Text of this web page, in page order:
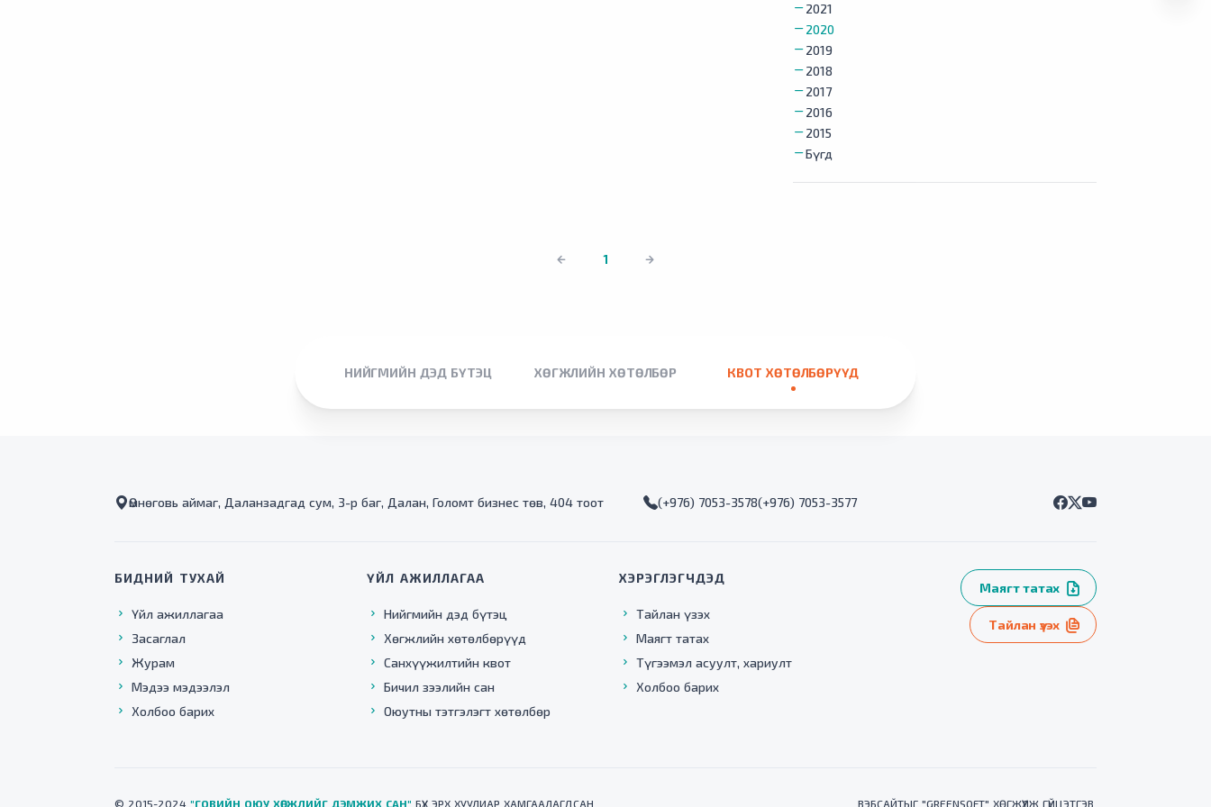
2021
2020
2019
2018
2017
2016
2015
Бүгд
1
НИЙГМИЙН ДЭД БҮТЭЦ ХӨГЖЛИЙН ХӨТӨЛБӨР КВОТ ХӨТӨЛБӨРҮҮД
Өмнөговь аймаг, Даланзадгад сум, 3-р баг, Далан, Голомт бизнес төв, 404 тоот (+976) 7053-3578(+976) 7053-3577
БИДНИЙ ТУХАЙ
Үйл ажиллагаа
Засаглал
Журам
Мэдээ мэдээлэл
Холбоо барих
ҮЙЛ АЖИЛЛАГАА
Нийгмийн дэд бүтэц
Хөгжлийн хөтөлбөрүүд
Санхүүжилтийн квот
Бичил зээлийн сан
Оюутны тэтгэлэгт хөтөлбөр
ХЭРЭГЛЭГЧДЭД
Тайлан үзэх
Маягт татах
Түгээмэл асуулт, хариулт
Холбоо барих
Маягт татах
Тайлан үзэх
© 2015-2024 "ГОВИЙН ОЮУ ХӨГЖЛИЙГ ДЭМЖИХ САН" БҮХ ЭРХ ХУУЛИАР ХАМГААЛАГДСАН ВЭБСАЙТЫГ "GREENSOFT" ХӨГЖҮҮЛЖ ГҮЙЦЭТГЭВ.